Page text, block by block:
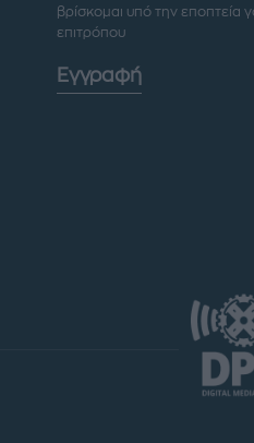
βρίσκομαι υπό την εποπτεία
επιτρόπου
Εγγραφή